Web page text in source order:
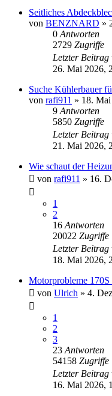
Seitliches
von BENZNARD »
0 Antworten
2729 Zugriffe
Letzter Beitrag
26. Mai 2026,
Suche Kühlerbauer
von rafi911 » 18.
9 Antworten
5850 Zugriffe
Letzter Beitrag
21. Mai 2026,
Wie schaut der
von rafi911 » 16.
1
2
16 Antworten
20022 Zugriffe
Letzter Beitrag
18. Mai 2026,
Motorprobleme
von Ulrich » 4.
1
2
3
23 Antworten
54158 Zugriffe
Letzter Beitrag
16. Mai 2026,